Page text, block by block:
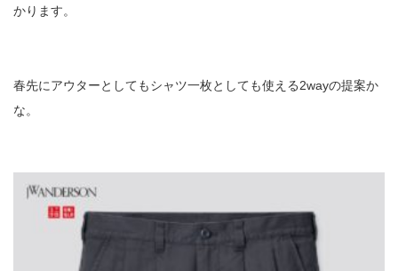
かります。
春先にアウターとしてもシャツ一枚としても使える2wayの提案か
な。